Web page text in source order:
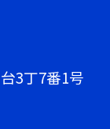
3丁7番1号